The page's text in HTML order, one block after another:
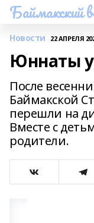
Баймакский
Новости 22 АПРЕЛЯ
Юннаты
После
Баймакской
перешли на
Вместе с
родители.